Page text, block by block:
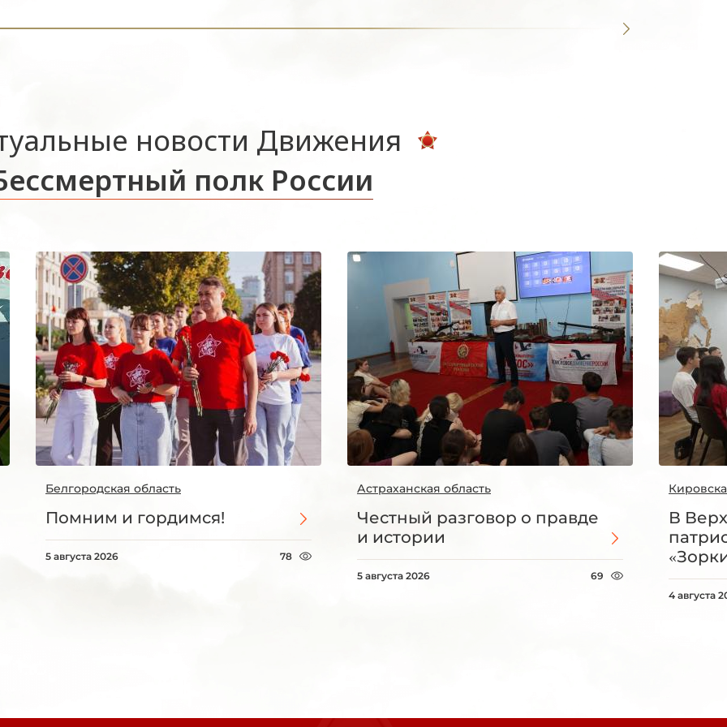
новости Движения
полк России
Белгородская область
Помним и гордимся!
5 августа 2026 78
Астраханская область
Честный разговор о правде
и истории
5 августа 2026 69
В
4 августа